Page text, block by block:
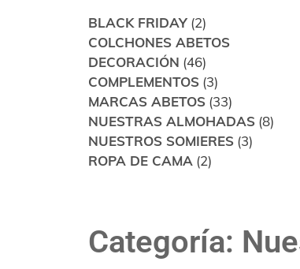
BLACK FRIDAY (2)
COLCHONES ABETOS
DECORACIÓN (46)
COMPLEMENTOS (3)
MARCAS ABETOS (33)
NUESTRAS ALMOHADAS (8)
NUESTROS SOMIERES (3)
ROPA DE CAMA (2)
Categoría: